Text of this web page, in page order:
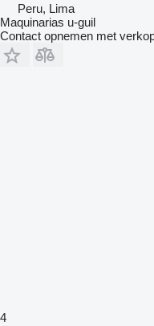
Peru, Lima
Maquinarias u-guil
Contact opnemen met
4